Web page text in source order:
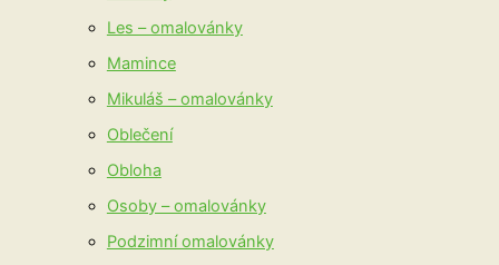
Les – omalovánky
Mamince
Mikuláš – omalovánky
Oblečení
Obloha
Osoby – omalovánky
Podzimní omalovánky